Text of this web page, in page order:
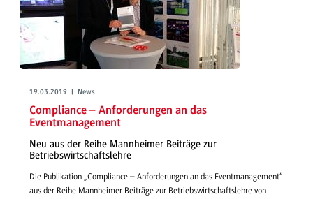
19.03.2019 | News
Compliance – Anforderungen an das
Eventmanagement
Neu aus der Reihe Mannheimer Beiträge zur
Betriebswirtschaftslehre
Die Publikation „Compliance – Anforderungen an das Eventmanagement“
aus der Reihe Mannheimer Beiträge zur Betriebswirtschaftslehre von